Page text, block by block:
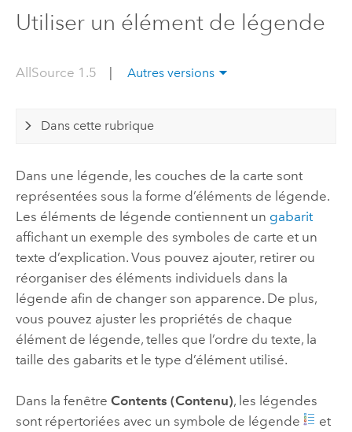
Utiliser un élément de légende
AllSource 1.5 Autres versions
Dans cette rubrique
Dans une légende, les couches de la carte sont
représentées sous la forme d’éléments de légende.
Les éléments de légende contiennent un gabarit
affichant un exemple des symboles de carte et un
texte d’explication. Vous pouvez ajouter, retirer ou
réorganiser des éléments individuels dans la
légende afin de changer son apparence. De plus,
vous pouvez ajuster les propriétés de chaque
élément de légende, telles que l’ordre du texte, la
taille des gabarits et le type d’élément utilisé.
Dans la fenêtre Contents (Contenu), les légendes
sont répertoriées avec un symbole de légende
et